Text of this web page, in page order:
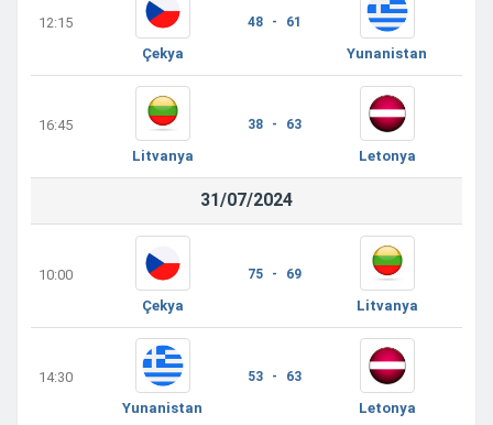
12:15
Çekya
48 - 61
Yunanistan
16:45
Litvanya
38 - 63
Letonya
31/07/2024
10:00
Çekya
75 - 69
Litvanya
14:30
Yunanistan
53 - 63
Letonya